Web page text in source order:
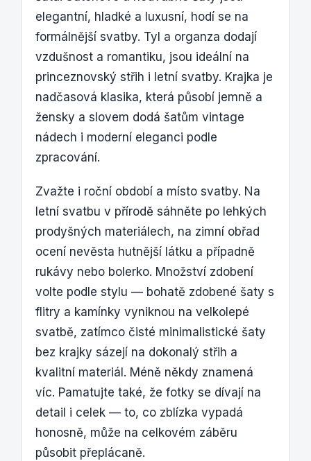
elegantní, hladké a luxusní, hodí se na
formálnější svatby. Tyl a organza dodají
vzdušnost a romantiku, jsou ideální na
princeznovský střih i letní svatby. Krajka je
nadčasová klasika, která působí jemně a
žensky a slovem dodá šatům vintage
nádech i moderní eleganci podle
zpracování.
Zvažte i roční období a místo svatby. Na
letní svatbu v přírodě sáhněte po lehkých
prodyšných materiálech, na zimní obřad
ocení nevěsta hutnější látku a případně
rukávy nebo bolerko. Množství zdobení
volte podle stylu — bohatě zdobené šaty s
flitry a kamínky vyniknou na velkolepé
svatbě, zatímco čisté minimalistické šaty
bez krajky sázejí na dokonalý střih a
kvalitní materiál. Méně někdy znamená
víc. Pamatujte také, že fotky se dívají na
detail i celek — to, co zblízka vypadá
honosně, může na celkovém záběru
působit přeplácaně.